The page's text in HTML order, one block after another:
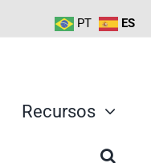
Recursos
PT ES